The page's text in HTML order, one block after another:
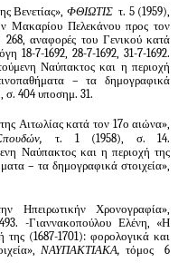
Βενετίας», ΦΘΙΩΤΙΣ τ. 5 (1959),
Μακαρίου Πελεκάνου προς τον
αναφορές του Γενικού κατά
18-7-1692, 28-7-1692, 31-7-1692.
Ναύπακτος και η περιοχή
– τα δημογραφικά
σ. 404 υποσημ. 31.
Αιτωλίας κατά τον 17ο αιώνα»,
Σπουδών,τ. 1 (1958), σ. 14.
Ναύπακτος και η περιοχή της
– τα δημογραφικά στοιχεία»,
Ηπειρωτικήν Χρονογραφία»,
-Γιαννακοπούλου Ελένη, «Η
της (1687-1701): φορολογικά και
ΝΑΥΠΑΚΤΙΑΚΑ,τόμος
6